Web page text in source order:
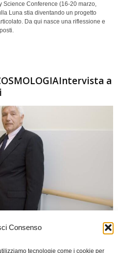
Consenso
tecnologie come i cookie per
Science Conference (16-20 marzo,
Luna stia diventando un progetto
Da qui nasce una riflessione e
a
0
Il dialogo ripercorre i principali